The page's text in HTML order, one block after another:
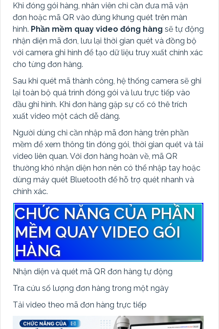
Khi đóng gói hàng, nhân viên chỉ cần đưa mã vận
đơn hoặc mã QR vào đúng khung quét trên màn
hình. Phần mềm quay video đóng hàng sẽ tự động
nhận diện mã đơn, lưu lại thời gian quét và đồng bộ
với camera ghi hình để tạo dữ liệu truy xuất chính xác
cho từng đơn hàng.
Sau khi quét mã thành công, hệ thống camera sẽ ghi
lại toàn bộ quá trình đóng gói và lưu trực tiếp vào
đầu ghi hình. Khi đơn hàng gặp sự cố có thê trích
xuất video một cách dễ dàng.
Người dùng chỉ cần nhập mã đơn hàng trên phần
mềm để xem thông tin đóng gói, thời gian quét và tải
video liên quan. Với đơn hàng hoàn về, mã QR
thường khó nhận diện hơn nên có thể nhập tay hoặc
dùng máy quét Bluetooth để hỗ trợ quét nhanh và
chính xác.
CHỨC NĂNG CỦA PHẦN
MỀM QUAY VIDEO GÓI
HÀNG
Nhận diện và quét mã QR đơn hàng tự động
Tra cứu số lượng đơn hàng trong một ngày
Tải video theo mã đơn hàng trực tiếp